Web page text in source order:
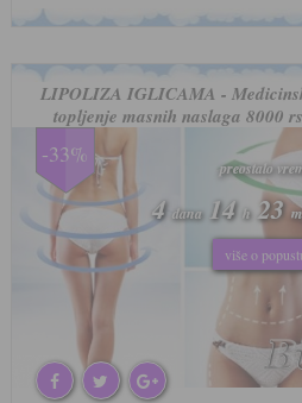
LIPOLIZA IGLICAMA -
topljenje masnih naslaga 8000
-33%
preostalo
4 dana 14 h 23
više o
preostalo
4 dana 14 h 23
više o